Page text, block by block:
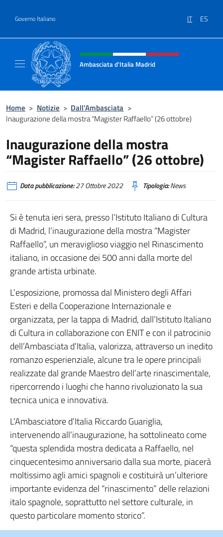
Governo Italiano IT ES
Intestazione sito, social e menù
Ambasciata d'Italia Madrid
Home > Notizie > Dall’Ambasciata >
Inaugurazione della mostra “Magister Raffaello” (26 ottobre)
Inaugurazione della mostra
“Magister Raffaello” (26 ottobre)
Data pubblicazione:27 Ottobre 2022 Tipologia:News
Si è tenuta ieri sera, presso l’Istituto Italiano di Cultura
di Madrid, l’inaugurazione della mostra “Magister
Raffaello”, un meraviglioso viaggio nel Rinascimento
italiano, in occasione dei 500 anni dalla morte del
grande artista urbinate.
L’esposizione, promossa dal Ministero degli Affari
Esteri e della Cooperazione Internazionale e
organizzata, per la tappa di Madrid, dall’Istituto Italiano
di Cultura in collaborazione con ENIT e con il patrocinio
dell’Ambasciata d’Italia, valorizza, attraverso un inedito
romanzo esperienziale, alcune tra le opere principali
realizzate dal grande Maestro dell’arte rinascimentale,
ripercorrendo i luoghi che hanno rivoluzionato la sua
tecnica unica e innovativa.
L’Ambasciatore d’Italia Riccardo Guariglia,
intervenendo all’inaugurazione, ha sottolineato come
“questa splendida mostra dedicata a Raffaello, nel
cinquecentesimo anniversario dalla sua morte, piacerà
moltissimo agli amici spagnoli e costituirà un’ulteriore
importante evidenza del “rinascimento” delle relazioni
italo spagnole, soprattutto nel settore culturale, in
questo particolare momento storico”.